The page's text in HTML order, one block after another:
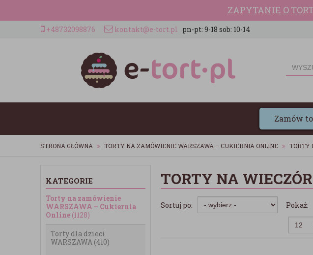
ZAPYTANIE O
+48732098876 kontakt@e-tort.pl pn-pt: 9-18 sob: 10-14
Zamów
STRONA GŁÓWNA TORTY NA ZAMÓWIENIE WARSZAWA – CUKIERNIA ONLINE TORTY
KATEGORIE
Torty na zamówienie
WARSZAWA – Cukiernia
Online (1128)
Torty dla dzieci
WARSZAWA (410)
TORTY NA
Sortuj po: Pokaż: